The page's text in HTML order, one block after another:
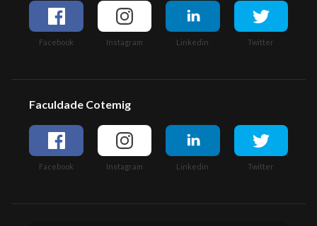
Facebook Instagram Linkedin Twitter
Faculdade Cotemig
Facebook Instagram Linkedin Twitter